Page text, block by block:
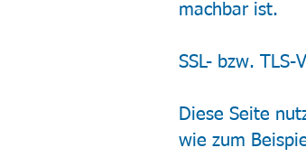
machbar ist.
SSL- bzw. TLS-
Diese Seite
wie zum